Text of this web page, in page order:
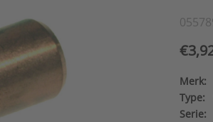
Merk:
Type:
Serie: